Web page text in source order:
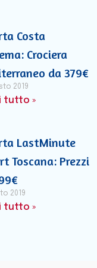
Costa
Crociera
da 379€
2019
tutto »
LastMinute
Toscana: Prezzi
2019
tutto »